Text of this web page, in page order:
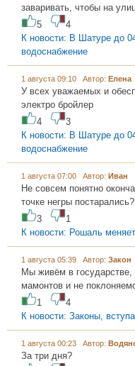
заваривать, чтобы на
5
4
К новости: В Шатуре до
водоснабжение
1 августа 09:10 Автор: Елена
У всех уважаемых и
электро бройлер
4
3
К новости: В Шатуре до
водоснабжение
1 августа 07:00 Автор: Иван
Не совсем понятно
точке негры постарались?
3
1
К новости: Рошаль
1 августа 05:39 Автор: Закон
Мы живём в
мамонтов и не
1
4
К новости: Законы,
1 августа 00:23 Автор:
За три дня?